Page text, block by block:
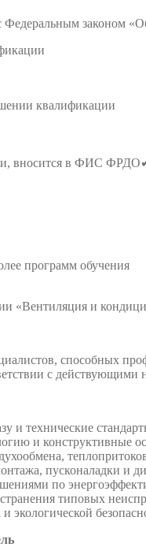
Федеральным законом
квалификации
вносится в ФИС
программ обучения
«Вентиляция и
способных
с
и технические
и конструктивные
пусконаладки и
по
типовых
экологической